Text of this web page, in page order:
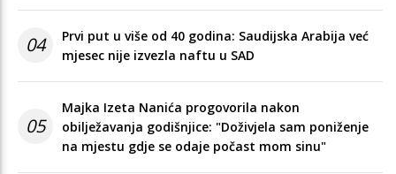
04
Prvi put u više od 40 godina: Saudijska Arabija već
mjesec nije izvezla naftu u SAD
05
Majka Izeta Nanića progovorila nakon
obilježavanja godišnjice: "Doživjela sam poniženje
na mjestu gdje se odaje počast mom sinu"